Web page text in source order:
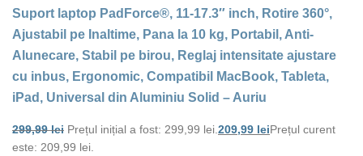
Suport laptop PadForce®, 11-17.3″ inch, Rotire 360°,
Ajustabil pe Inaltime, Pana la 10 kg, Portabil, Anti-
Alunecare, Stabil pe birou, Reglaj intensitate ajustare
cu inbus, Ergonomic, Compatibil MacBook, Tableta,
iPad, Universal din Aluminiu Solid – Auriu
299,99lei Prețul inițial a fost: 299,99 lei. 209,99 leiPrețul curent
este: 209,99 lei.